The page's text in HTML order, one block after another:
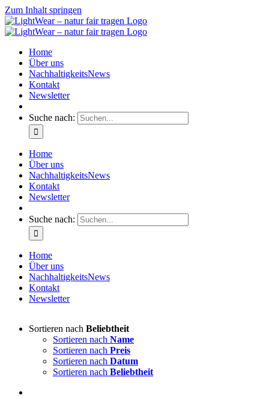
Zum Inhalt springen
Home
Über uns
NachhaltigkeitsNews
Kontakt
Newsletter
Suche nach:
Home
Über uns
NachhaltigkeitsNews
Kontakt
Newsletter
Suche nach:
Home
Über uns
NachhaltigkeitsNews
Kontakt
Newsletter
Sortieren nach Beliebtheit
Sortieren nach Name
Sortieren nach Preis
Sortieren nach Datum
Sortieren nach Beliebtheit